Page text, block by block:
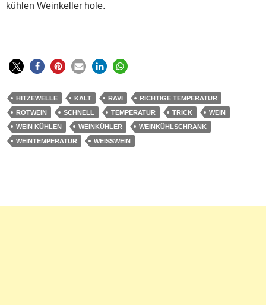
kühlen Weinkeller hole.
HITZEWELLE KALT RAVI
RICHTIGE TEMPERATUR
ROTWEIN
SCHNELL TEMPERATUR TRICK
WEIN
WEIN KÜHLEN
WEINKÜHLER
WEINKÜHLSCHRANK
WEINTEMPERATUR
WEISSWEIN